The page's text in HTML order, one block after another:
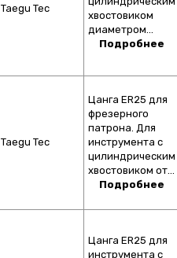
Taegu Tec
хвостовиком
диаметром…
Подробнее
Taegu Tec
Цанга ER25 для
фрезерного
патрона. Для
инструмента с
цилиндрическим
хвостовиком от…
Подробнее
Цанга ER25 для
инструмента с